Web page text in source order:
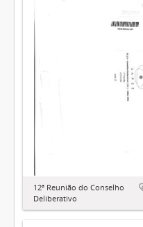
12ª Reunião do Conselho
Deliberativo